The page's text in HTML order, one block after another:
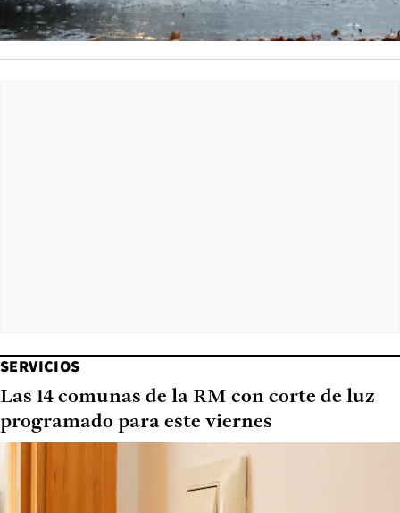
SERVICIOS
Las 14 comunas de la RM con corte de luz
programado para este viernes